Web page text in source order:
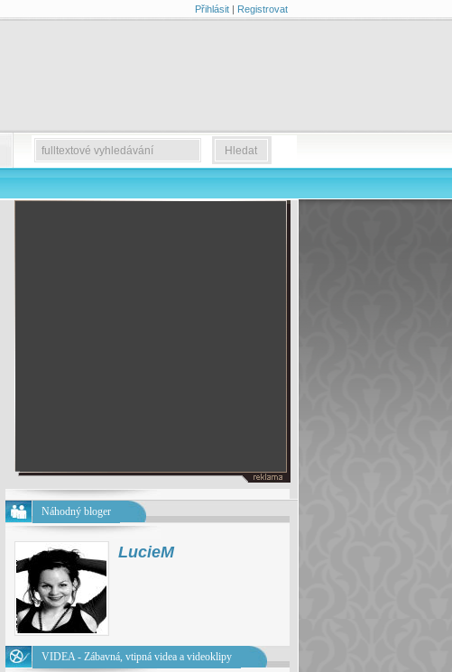
Přihlásit| Registrovat
Náhodný bloger
LucieM
VIDEA - Zábavná, vtipná videa a videoklipy